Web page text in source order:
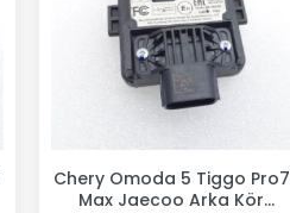
Chery Omoda 5 Tiggo Pro7
Max Jaecoo Arka Kör